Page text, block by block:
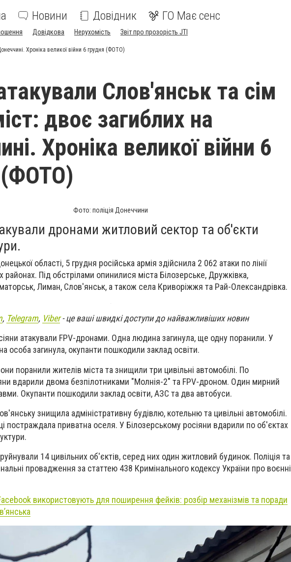
Новини Довідник ГО Має сенс
Довідкова Нерухомість Звіт про прозорість JTI
Хроніка великої війни 6 грудня (ФОТО)
Слов'янськ та сім
двоє загиблих на
Хроніка великої війни 6
(ФОТО)
Фото: поліція Донеччини
дронами житловий сектор та об'єкти
області, 5 грудня російська армія здійснила 2 062 атаки по лінії
районах. Під обстрілами опинилися міста Білозерське, Дружківка,
Лиман, Слов'янськ, а також села Криворіжжя та Рай-Олександрівка.
, Telegram, Viber- це ваші швидкі доступи до найважливіших новин
атакували FPV-дронами. Одна людина загинула, ще одну поранили. У
особа загинула, окупанти пошкодили заклад освіти.
поранили жителів міста та знищили три цивільні автомобілі. По
вдарили двома безпілотниками "Молнія-2" та FPV-дроном. Один мирний
Окупанти пошкодили заклад освіти, АЗС та два автобуси.
знищила адміністративну будівлю, котельню та цивільні автомобілі.
постраждала приватна оселя. У Білозерському росіяни вдарили по об'єктах
14 цивільних об'єктів, серед них один житловий будинок. Поліція та
провадження за статтею 438 Кримінального кодексу України про воєнні
використовують для поширення фейків: розбір механізмів та поради